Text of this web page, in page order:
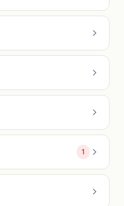
1